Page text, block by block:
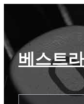
츠
로
베스트